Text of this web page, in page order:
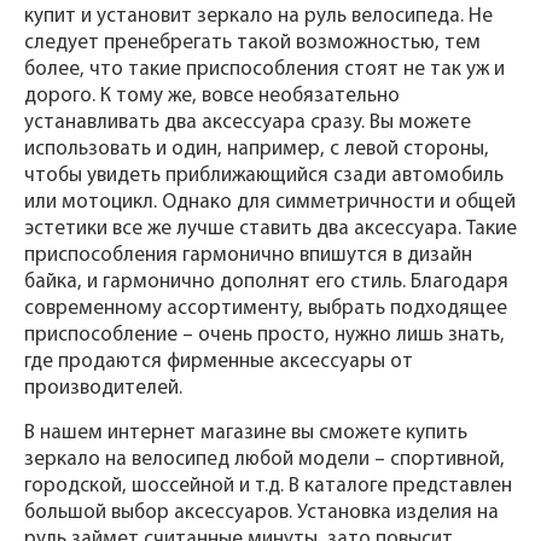
купит и установит зеркало на руль велосипеда. Не
следует пренебрегать такой возможностью, тем
более, что такие приспособления стоят не так уж и
дорого. К тому же, вовсе необязательно
устанавливать два аксессуара сразу. Вы можете
использовать и один, например, с левой стороны,
чтобы увидеть приближающийся сзади автомобиль
или мотоцикл. Однако для симметричности и общей
эстетики все же лучше ставить два аксессуара. Такие
приспособления гармонично впишутся в дизайн
байка, и гармонично дополнят его стиль. Благодаря
современному ассортименту, выбрать подходящее
приспособление – очень просто, нужно лишь знать,
где продаются фирменные аксессуары от
производителей.
В нашем интернет магазине вы сможете купить
зеркало на велосипед любой модели – спортивной,
городской, шоссейной и т.д. В каталоге представлен
большой выбор аксессуаров. Установка изделия на